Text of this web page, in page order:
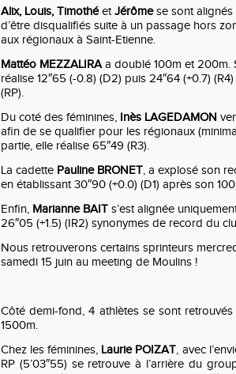
Alix, Louis, TimothéetJérômese sont alignés
d’être disqualifiés suite à un passage hors
aux régionaux à Saint-Etienne.
Mattéo MEZZALIRAa doublé 100m et 200m.
réalise 12″65 (-0.8) (D2) puis 24″64 (+0.7)
(RP).
Du coté des féminines, Inès LAGEDAMON
afin de se qualifier pour les régionaux
partie, elle réalise 65″49 (R3).
La cadette Pauline BRONET, a explosé son
en établissant 30″90 (+0.0) (D1) après son
Enfin, Marianne BAIT s’est alignée
26″05 (+1.5) (IR2) synonymes de record du
Nous retrouverons certains sprinteurs
samedi 15 juin au meeting de Moulins !
Côté demi-fond, 4 athlètes se sont
1500m.
Chez les féminines, Laurie POIZAT, avec
RP (5’03″55) se retrouve à l’arrière du